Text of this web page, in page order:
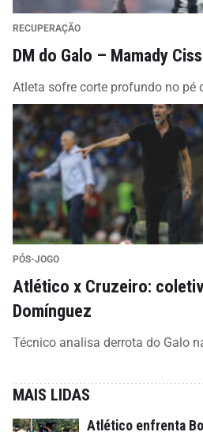
RECUPERAÇÃO
DM do Galo – Mamady
Atleta sofre corte profundo no pé
PÓS-JOGO
Atlético x Cruzeiro:
Domínguez
Técnico analisa derrota do Galo
MAIS LIDAS
Atlético enfrenta